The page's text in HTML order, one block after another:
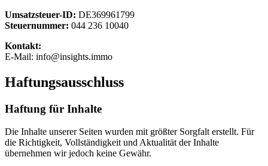
Umsatzsteuer-ID: DE369961799
Steuernummer: 044 236 10040
Kontakt:
E-Mail: info@insights.immo
Haftungsausschluss
Haftung für Inhalte
Die Inhalte unserer Seiten wurden mit größter Sorgfalt erstellt. Für
die Richtigkeit, Vollständigkeit und Aktualität der Inhalte
übernehmen wir jedoch keine Gewähr.